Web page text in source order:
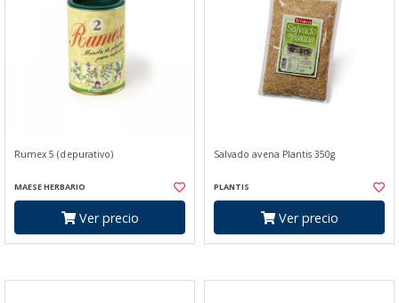
Rumex 5 (depurativo)
MAESE HERBARIO
Ver precio
Salvado avena Plantis 350g
PLANTIS
Ver precio